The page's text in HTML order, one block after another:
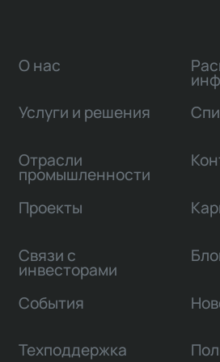
О нас
Услуги и решения
Отрасли
промышленности
Проекты
Связи с
инвесторами
События
Техподдержка